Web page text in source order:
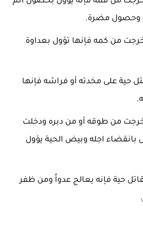
وحصول مضرة.
من كمه فإنها تؤول بعداوة
حية على مخدته أو فراشه فإنها
من طوقه أو من دبره ودخلت
بانقضاء اجله وبيض الحية يؤول
حية فإنه يعالج عدواً ومن ظفر